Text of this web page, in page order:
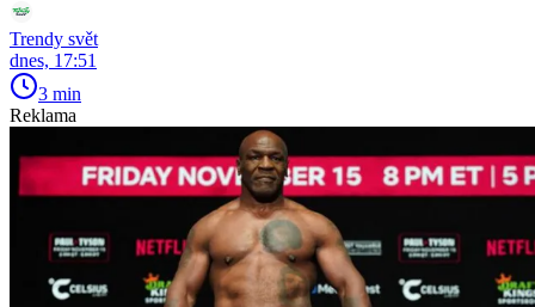
Trendy svět
dnes, 17:51
3 min
Reklama